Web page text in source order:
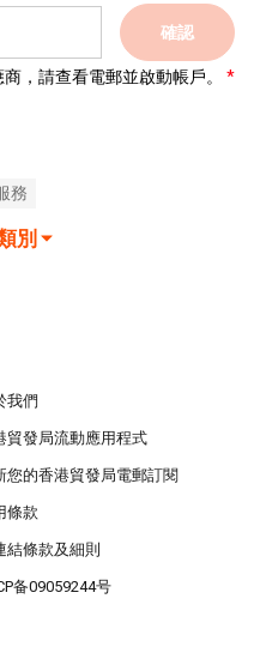
確認
，請查看電郵並啟動帳戶。
務
別
我們
貿發局流動應用程式
您的香港貿發局電郵訂閱
條款
結條款及細則
备09059244号